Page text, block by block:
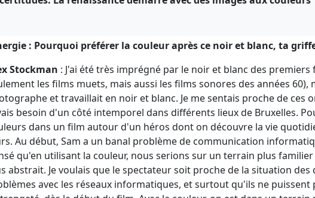
: Pourquoi préférer la couleur après ce noir et blanc, ta
Stockman : J'ai été très imprégné par le noir et blanc des
les films muets, mais aussi les films sonores des années
et travaillait en noir et blanc. Je me sentais proche de ces
besoin d'un côté intemporel dans différents lieux de Bruxelles.
dans un film autour d'un héros dont on découvre la vie
Au début, Sam a un banal problème de communication
qu'en utilisant la couleur, nous serions sur un terrain plus
abstrait. Je voulais que le spectateur soit proche de la situation
avec les réseaux informatiques, et surtout qu'ils ne puissent